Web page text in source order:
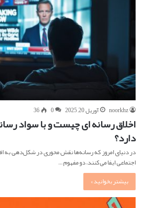
noorkhz آوریل 20, 2025 0
36
اخلاق رسانه ای چیست و با سواد
دارد؟
در دنیای امروز که رسانه‌ها نقش محوری در شکل‌دهی به
اجتماعی ایفا می‌کنند، دو مفهوم…
بیشتر بخوانید »